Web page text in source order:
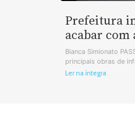
Prefeitura
acabar com
Bianca Simionato
principais obras de
Ler na íntegra